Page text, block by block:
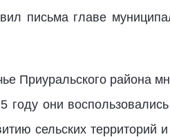
письма главе
Приуральского района
году они
сельских